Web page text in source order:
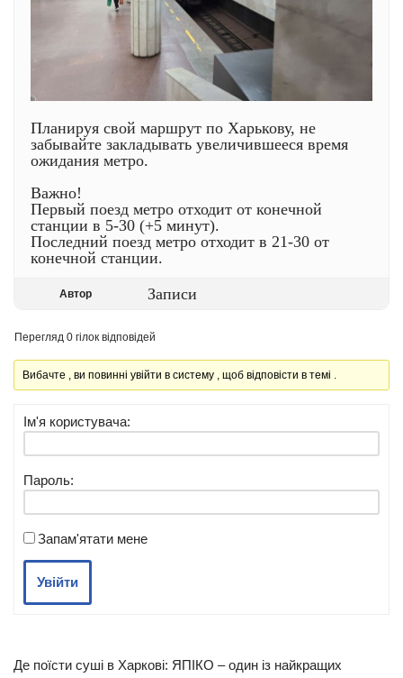
Планируя свой маршрут по Харькову, не
забывайте закладывать увеличившееся время
ожидания метро.
Важно!
Первый поезд метро отходит от конечной
станции в 5-30 (+5 минут).
Последний поезд метро отходит в 21-30 от
конечной станции.
Автор Записи
Перегляд 0 гілок відповідей
Вибачте , ви повинні увійти в систему , щоб відповісти в темі .
Ім'я користувача:
Пароль:
Запам'ятати мене
Увійти
Де поїсти суші в Харкові: ЯПІКО – один із найкращих